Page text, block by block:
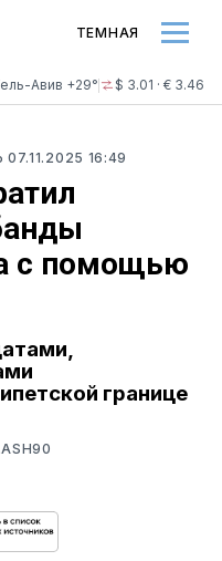
Авив +29° $ 3.01 · € 3.46
ТЕМНАЯ
07.11.2025 16:49
с помощью
границе